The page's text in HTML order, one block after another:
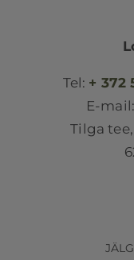
Tel: + 372
E-mail:
Tilga